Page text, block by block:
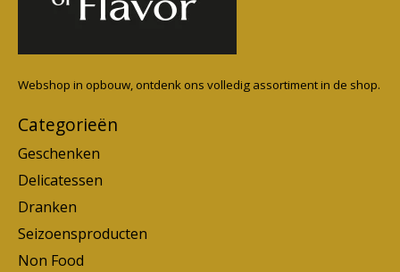
Webshop in opbouw, ontdenk ons volledig assortiment in de shop.
Categorieën
Geschenken
Delicatessen
Dranken
Seizoensproducten
Non Food